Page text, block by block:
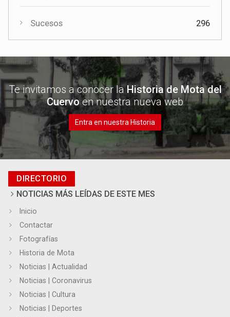
Sucesos 296
Te invitamos a conocer laHistoria de Mota del
Cuervoen nuestra nueva web
Entra en nuestra Historia
DIRECTORIO
NOTICIAS MÁS LEÍDAS DE ESTE MES
Inicio
Contactar
Fotografías
Historia de Mota
Noticias | Actualidad
Noticias | Coronavirus
Noticias | Cultura
Noticias | Deportes